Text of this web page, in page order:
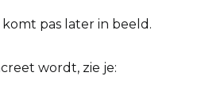
pas later in beeld.
wordt, zie je: